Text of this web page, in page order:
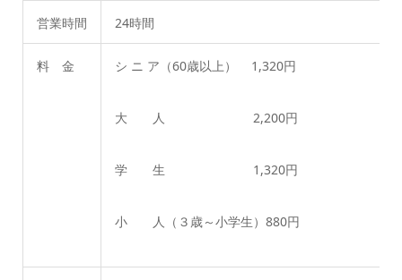
営業時間 24時間
料 金 シ ニ ア（60歳以上） 1,320円
大 人 2,200円
学 生 1,320円
小 人（３歳～小学生）880円